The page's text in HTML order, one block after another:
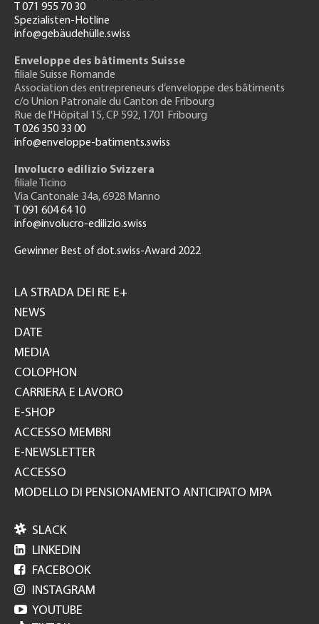
T 071 955 70 30
Spezialisten-Hotline
info@gebäudehülle.swiss
Enveloppe des bâtiments Suisse
filiale Suisse Romande
Association des entrepreneurs d’enveloppe des bâtiments
c/o Union Patronale du Canton de Fribourg
Rue de l'Hôpital 15, CP 592, 1701 Fribourg
T 026 350 33 00
info@enveloppe-batiments.swiss
Involucro edilizio Svizzera
filiale Ticino
Via Cantonale 34a, 6928 Manno
T 091 604 64 10
info@involucro-edilizio.swiss
Gewinner Best of dot.swiss-Award 2022
GH
LA STRADA DEI RE E+
NEWS
DATE
MEDIA
COLOPHON
CARRIERA E LAVORO
E-SHOP
ACCESSO MEMBRI
E-NEWSLETTER
ACCESSO
MODELLO DI PENSIONAMENTO ANTICIPATO MPA
 SLACK
 LINKEDIN
 FACEBOOK
 INSTAGRAM
 YOUTUBE